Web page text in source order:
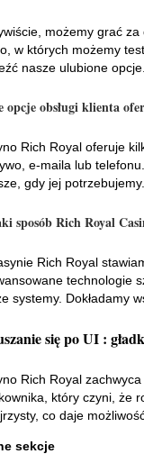
możemy grać
w których możemy
nasze ulubione
opcje obsługi klienta
Rich Royal oferuje
e-maila lub
gdy jej potrzebujemy.
sposób Rich Royal
Rich Royal
technologie
systemy. Dokładamy
się po UI :
Rich Royal
który czyni, że
co daje
sekcje